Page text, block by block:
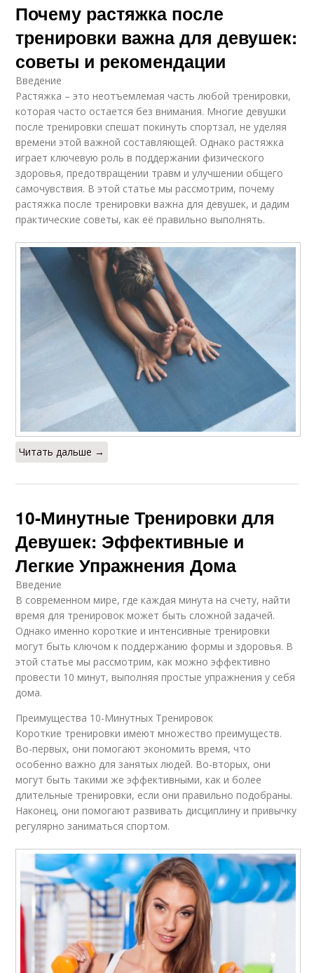
Почему растяжка после
тренировки важна для девушек:
советы и рекомендации
Введение
Растяжка – это неотъемлемая часть любой тренировки,
которая часто остается без внимания. Многие девушки
после тренировки спешат покинуть спортзал, не уделяя
времени этой важной составляющей. Однако растяжка
играет ключевую роль в поддержании физического
здоровья, предотвращении травм и улучшении общего
самочувствия. В этой статье мы рассмотрим, почему
растяжка после тренировки важна для девушек, и дадим
практические советы, как её правильно выполнять.
Читать дальше →
10-Минутные Тренировки для
Девушек: Эффективные и
Легкие Упражнения Дома
Введение
В современном мире, где каждая минута на счету, найти
время для тренировок может быть сложной задачей.
Однако именно короткие и интенсивные тренировки
могут быть ключом к поддержанию формы и здоровья. В
этой статье мы рассмотрим, как можно эффективно
провести 10 минут, выполняя простые упражнения у себя
дома.
Преимущества 10-Минутных Тренировок
Короткие тренировки имеют множество преимуществ.
Во-первых, они помогают экономить время, что
особенно важно для занятых людей. Во-вторых, они
могут быть такими же эффективными, как и более
длительные тренировки, если они правильно подобраны.
Наконец, они помогают развивать дисциплину и привычку
регулярно заниматься спортом.